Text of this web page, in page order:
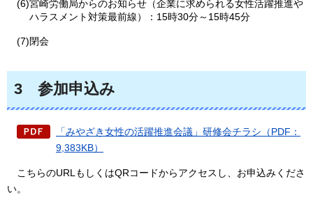
(6)宮崎労働局からのお知らせ（企業に求められる女性活躍推進や
ハラスメント対策最前線）：15時30分～15時45分
(7)閉会
3 参加申込み
「みやざき女性の活躍推進会議」研修会チラシ（PDF：
9,383KB）
こちらのURLもしくはQRコードからアクセスし、お申込みくださ
い。